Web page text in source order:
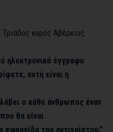
κυρός Αβέρκιος.
ηλεκτρονικό έγγραφο
αυτή είναι η
ο κάθε άνθρωπος έναν
θα είναι
σφραγίδα του αντιχρίστου.”